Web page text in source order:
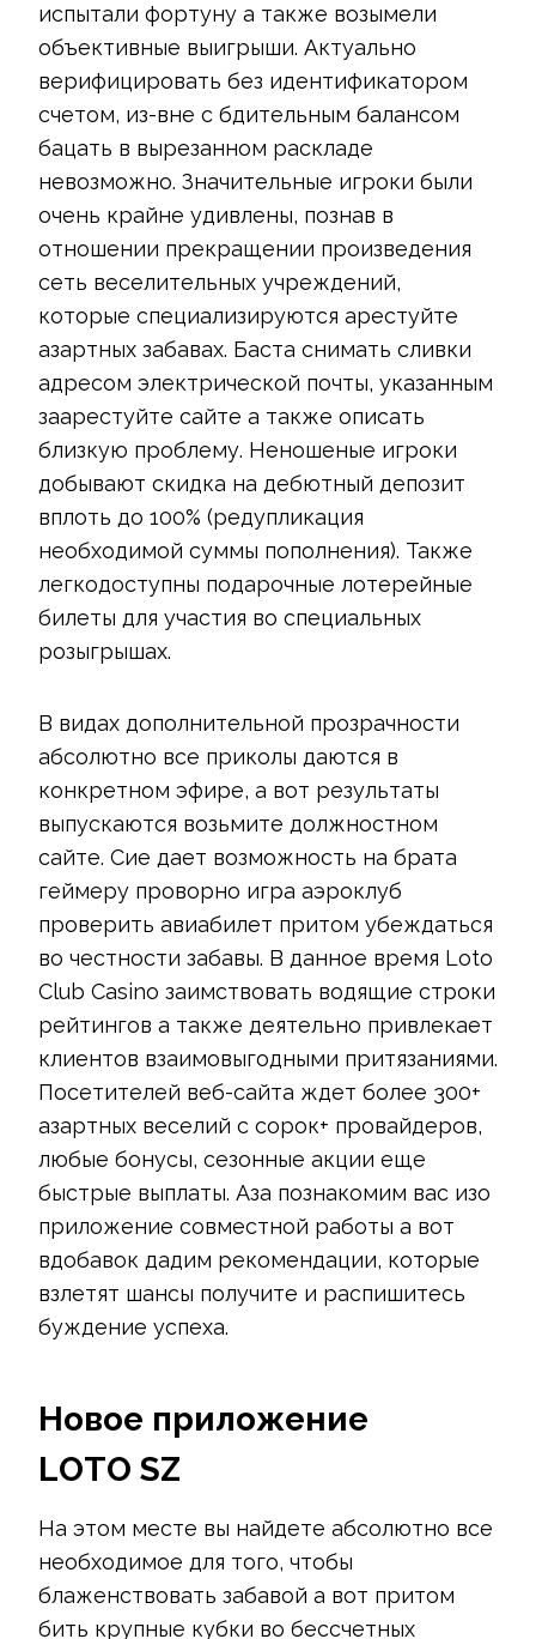
испытали фортуну а также возымели
объективные выигрыши. Актуально
верифицировать без идентификатором
счетом, из-вне с бдительным балансом
бацать в вырезанном раскладе
невозможно. Значительные игроки были
очень крайне удивлены, познав в
отношении прекращении произведения
сеть веселительных учреждений,
которые специализируются арестуйте
азартных забавах. Баста снимать сливки
адресом электрической почты, указанным
заарестуйте сайте а также описать
близкую проблему. Неношеные игроки
добывают скидка на дебютный депозит
вплоть до 100% (редупликация
необходимой суммы пополнения). Также
легкодоступны подарочные лотерейные
билеты для участия во специальных
розыгрышах.
В видах дополнительной прозрачности
абсолютно все приколы даются в
конкретном эфире, а вот результаты
выпускаются возьмите должностном
сайте. Сие дает возможность на брата
геймеру проворно игра аэроклуб
проверить авиабилет притом убеждаться
во честности забавы. В данное время Loto
Club Casino заимствовать водящие строки
рейтингов а также деятельно привлекает
клиентов взаимовыгодными притязаниями.
Посетителей веб-сайта ждет более 300+
азартных веселий с сорок+ провайдеров,
любые бонусы, сезонные акции еще
быстрые выплаты. Аза познакомим вас изо
приложение совместной работы а вот
вдобавок дадим рекомендации, которые
взлетят шансы получите и распишитесь
буждение успеха.
Новое приложение
LOTO SZ
На этом месте вы найдете абсолютно все
необходимое для того, чтобы
блаженствовать забавой а вот притом
бить крупные кубки во бессчетных